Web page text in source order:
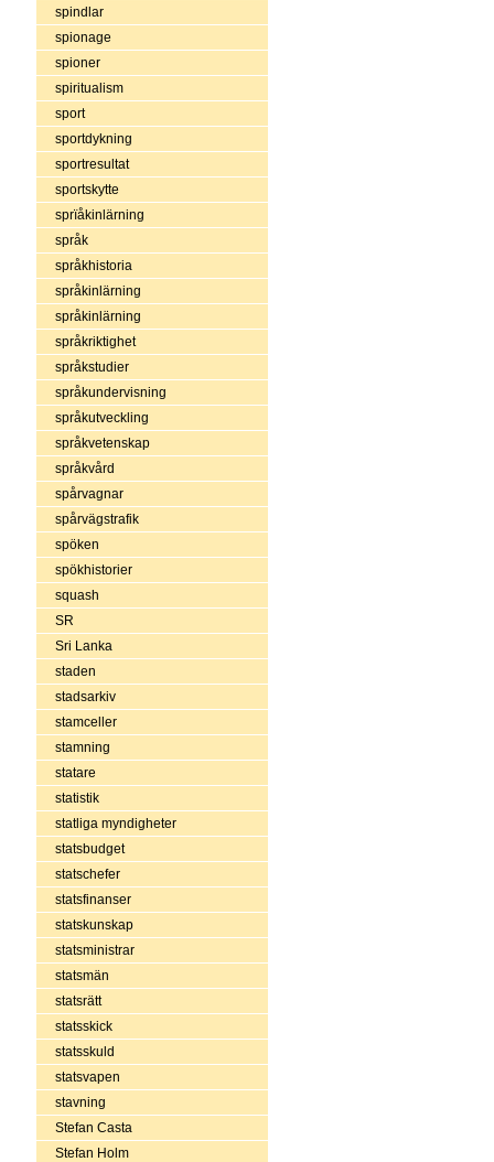
spindlar
spionage
spioner
spiritualism
sport
sportdykning
sportresultat
sportskytte
sprïåkinlärning
språk
språkhistoria
språkinlärning
språkinlärning
språkriktighet
språkstudier
språkundervisning
språkutveckling
språkvetenskap
språkvård
spårvagnar
spårvägstrafik
spöken
spökhistorier
squash
SR
Sri Lanka
staden
stadsarkiv
stamceller
stamning
statare
statistik
statliga myndigheter
statsbudget
statschefer
statsfinanser
statskunskap
statsministrar
statsmän
statsrätt
statsskick
statsskuld
statsvapen
stavning
Stefan Casta
Stefan Holm